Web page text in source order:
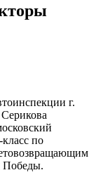
г.
по
Победы.